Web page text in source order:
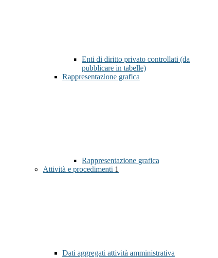
Enti di diritto privato controllati (da
pubblicare in tabelle)
Rappresentazione grafica
Rappresentazione grafica
Attività e procedimenti 1
Dati aggregati attività amministrativa